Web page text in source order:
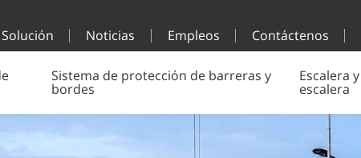
Solución Noticias Empleos Contáctenos
Sistema de protección de barreras y
bordes
Escalera y
escalera